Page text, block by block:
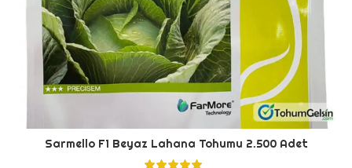
Sarmello F1 Beyaz Lahana Tohumu 2.500 Adet